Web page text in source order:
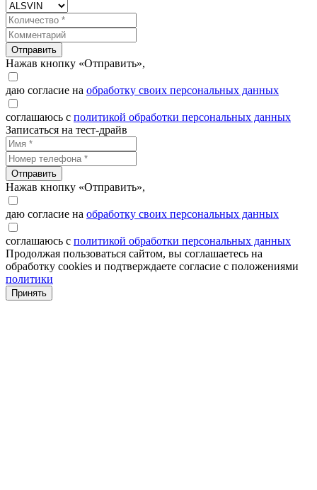
Отправить
Нажав кнопку «Отправить»,
даю согласие на обработку своих персональных данных
соглашаюсь с политикой обработки персональных данных
Записаться на тест-драйв
Отправить
Нажав кнопку «Отправить»,
даю согласие на обработку своих персональных данных
соглашаюсь с политикой обработки персональных данных
Продолжая пользоваться сайтом, вы соглашаетесь на
обработку cookies и подтверждаете согласие с положениями
политики
Принять